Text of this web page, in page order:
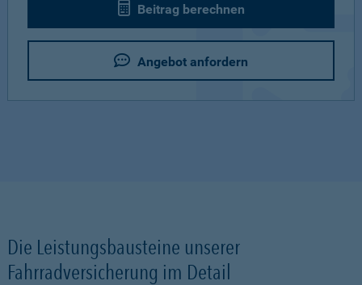
Beitrag berechnen
Angebot anfordern
Die Leistungsbausteine unserer
Fahrradversicherung im Detail